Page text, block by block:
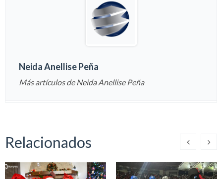
Neida Anellise Peña
Más artículos de Neida Anellise Peña
Relacionados